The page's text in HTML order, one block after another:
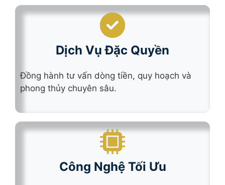
Dịch Vụ Đặc Quyền
Đồng hành tư vấn dòng tiền, quy hoạch và
phong thủy chuyên sâu.
Công Nghệ Tối Ưu